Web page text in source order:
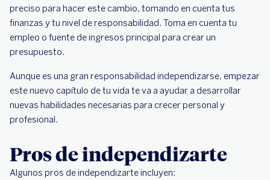
preciso para hacer este cambio, tomando en cuenta tus
finanzas y tu nivel de responsabilidad. Toma en cuenta tu
empleo o fuente de ingresos principal para crear un
presupuesto.
Aunque es una gran responsabilidad independizarse, empezar
este nuevo capítulo de tu vida te va a ayudar a desarrollar
nuevas habilidades necesarias para crecer personal y
profesional.
Pros de independizarte
Algunos pros de independizarte incluyen: